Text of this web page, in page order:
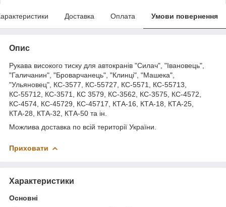
Доставка Оплата Умови повернення
Опис
Рукава високого тиску для автокранів "Силач", "Івановець",
"Галичанин", "Броварчанець", "Клинці", "Машека",
"Ульяновец", КС-3577, КС-55727, КС-5571, КС-55713,
КС-55712, КС-3571, КС 3579, КС-3562, КС-3575, КС-4572,
КС-4574, КС-45729, КС-45717, КТА-16, КТА-18, КТА-25,
КТА-28, КТА-32, КТА-50 та ін.
Можлива доставка по всій території України.
Приховати
Характеристики
Основні